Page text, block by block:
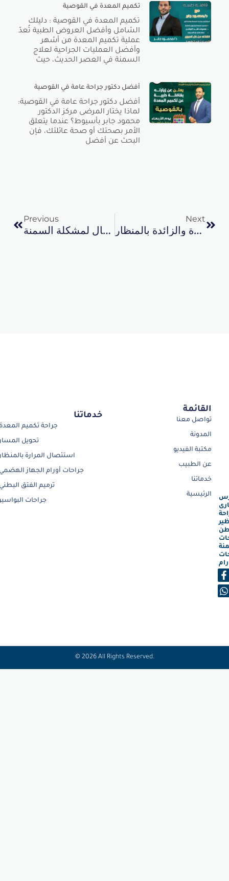
تكميم المعدة في القوصية
تكميم المعدة في القوصية : دليلك
الشامل وأفضل العروض الطبية تُعدّ
عملية تكميم المعدة من أشهر
وأفضل العمليات الجراحية لعلاج
السمنة في العصر الحديث، حيث
أفضل دكتور جراحة عامة في القوصية
أفضل دكتور جراحة عامة في القوصية:
لماذا يختار المرضى مركز الدكتور
محمود جابر بأسيوط؟ عندما يتعلق
الأمر بصحتك أو صحة عائلتك، فإن
البحث عن أفضل
Previous
تكميم المعدة: الحل الفعال لمشكلة السمنة
Next
استئصال المرارة والزائدة بالمنظار
القائمة
تواصل معنا
المدونة
مكتبة الفيديو
عن الطبيب
خدماتنا
الرئيسية
خدماتنا
جراحة تكميم
تحويل
استئصال المرارة
جراحات أورام الجهاز
ترميم الفتق
جراحات
F
a
c
-
h
a
© 2026 All Rights Reserved.